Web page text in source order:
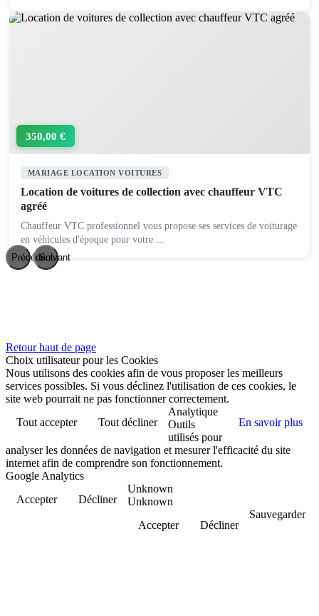
350,00 €
MARIAGE LOCATION VOITURES
Location de voitures de collection avec chauffeur VTC
agréé
Chauffeur VTC professionnel vous propose ses services de voiturage
en véhicules d'époque pour votre ...
PrécédentSuivant
Retour haut de page
Choix utilisateur pour les Cookies
Nous utilisons des cookies afin de vous proposer les meilleurs
services possibles. Si vous déclinez l'utilisation de ces cookies, le
site web pourrait ne pas fonctionner correctement.
Tout accepter
Tout décliner En savoir plus
Analytique
Outils
utilisés pour
analyser les données de navigation et mesurer l'efficacité du site
internet afin de comprendre son fonctionnement.
Google Analytics
Accepter
Décliner
Unknown
Unknown
Accepter
Décliner
Sauvegarder